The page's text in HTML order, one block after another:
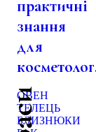
практичні
знання
для
ОВЕН
ТЕЛЕЦЬ
БЛИЗНЮКИ